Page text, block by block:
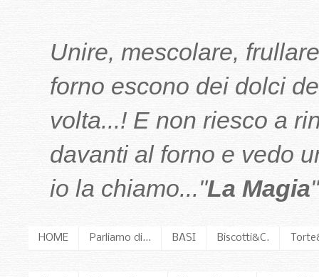
Unire, mescolare,
forno escono dei dolci
volta...! E non riesco a
davanti al forno e vedo
io la chiamo..."La Magia
HOME Parliamo di... BASI Biscotti&C.